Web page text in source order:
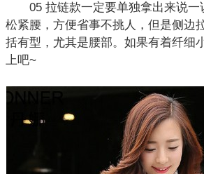
05 拉链款一定要单独拿出来说一
松紧腰，方便省事不挑人，但是侧边
括有型，尤其是腰部。如果有着纤细
上吧~